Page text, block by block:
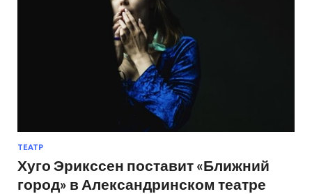
ТЕАТР
Хуго Эрикссен поставит «Ближний
город» в Александринском театре